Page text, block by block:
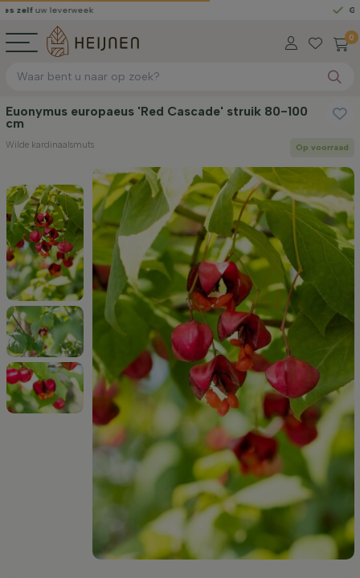
Gratis
0
Euonymus europaeus 'Red Cascade' struik 80-100
cm
Wilde kardinaalsmuts Op voorraad